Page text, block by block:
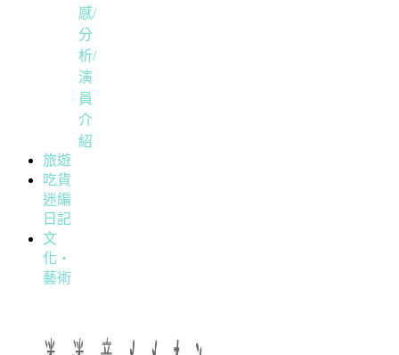
感/
分
析/
演
員
介
紹
旅遊
吃貨
迷編
日記
文
化・
藝術